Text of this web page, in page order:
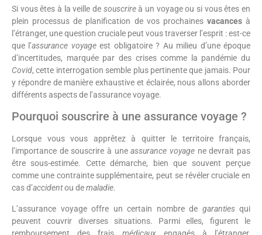
Si vous êtes à la veille de souscrireà un voyage ou si vous êtes en
plein processus de planification de vos prochaines vacancesà
l’étranger, une question cruciale peut vous traverser l’esprit : est-ce
que l’assurance voyageest obligatoire ? Au milieu d’une époque
d’incertitudes, marquée par des crises comme la pandémie du
Covid, cette interrogation semble plus pertinente que jamais. Pour
y répondre de manière exhaustive et éclairée, nous allons aborder
différents aspects de l’assurance voyage.
Pourquoi souscrire à une assurance voyage ?
Lorsque vous vous apprêtez à quitter le territoire français,
l’importance de souscrire à uneassurance voyage ne devrait pas
être sous-estimée. Cette démarche, bien que souvent perçue
comme une contrainte supplémentaire, peut se révéler cruciale en
cas d’accidentou demaladie.
L’assurance voyage offre un certain nombre de garantiesqui
peuvent couvrir diverses situations. Parmi elles, figurent le
remboursement des frais médicauxengagés à l’étranger,